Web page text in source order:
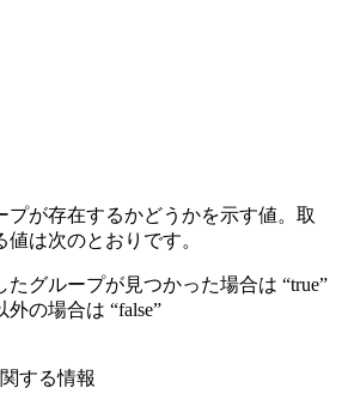
プが存在するかどうかを示す値。取
値は次のとおりです。
たグループが見つかった場合は “true”
外の場合は “false”
する情報